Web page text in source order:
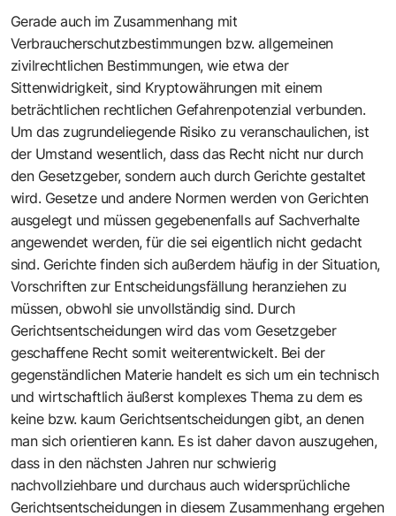
Gerade auch im Zusammenhang mit
Verbraucherschutzbestimmungen bzw. allgemeinen
zivilrechtlichen Bestimmungen, wie etwa der
Sittenwidrigkeit, sind Kryptowährungen mit einem
beträchtlichen rechtlichen Gefahrenpotenzial verbunden.
Um das zugrundeliegende Risiko zu veranschaulichen, ist
der Umstand wesentlich, dass das Recht nicht nur durch
den Gesetzgeber, sondern auch durch Gerichte gestaltet
wird. Gesetze und andere Normen werden von Gerichten
ausgelegt und müssen gegebenenfalls auf Sachverhalte
angewendet werden, für die sei eigentlich nicht gedacht
sind. Gerichte finden sich außerdem häufig in der Situation,
Vorschriften zur Entscheidungsfällung heranziehen zu
müssen, obwohl sie unvollständig sind. Durch
Gerichtsentscheidungen wird das vom Gesetzgeber
geschaffene Recht somit weiterentwickelt. Bei der
gegenständlichen Materie handelt es sich um ein technisch
und wirtschaftlich äußerst komplexes Thema zu dem es
keine bzw. kaum Gerichtsentscheidungen gibt, an denen
man sich orientieren kann. Es ist daher davon auszugehen,
dass in den nächsten Jahren nur schwierig
nachvollziehbare und durchaus auch widersprüchliche
Gerichtsentscheidungen in diesem Zusammenhang ergehen